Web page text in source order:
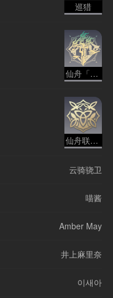
巡猎
仙舟「罗浮」（地名）
仙舟联盟 - 巡猎
云骑骁卫
喵酱
Amber May
井上麻里奈
이새아